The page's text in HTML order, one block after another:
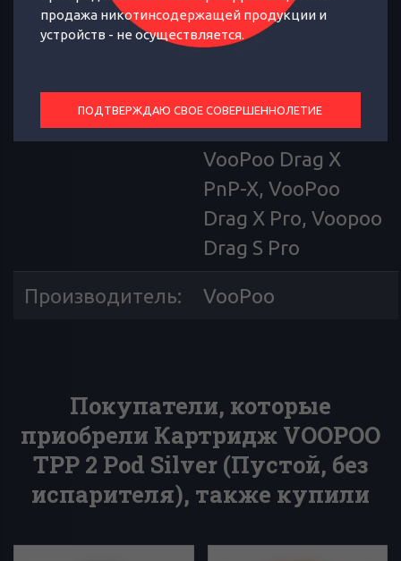
VooPoo Argus Pro,
VooPoo Argus X,
VooPoo Drag S PnP-
S, VooPoo Drag X,
VooPoo Drag X
PnP-X, VooPoo
Drag X Pro, Voopoo
Drag S Pro
Производитель: VooPoo
Покупатели, которые
приобрели Картридж VOOPOO
TPP 2 Pod Silver (Пустой, без
испарителя), также купили
продажа никотинсодержащей продукции и
устройств - не осуществляется.
ПОДТВЕРЖДАЮ СВОЕ СОВЕРШЕННОЛЕТИЕ